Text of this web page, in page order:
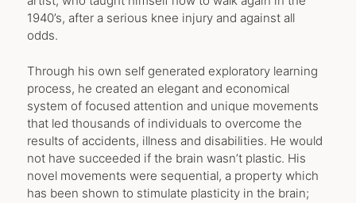
1940’s, after a serious knee injury and against all
odds.
Through his own self generated exploratory learning
process, he created an elegant and economical
system of focused attention and unique movements
that led thousands of individuals to overcome the
results of accidents, illness and disabilities. He would
not have succeeded if the brain wasn’t plastic. His
novel movements were sequential, a property which
has been shown to stimulate plasticity in the brain;